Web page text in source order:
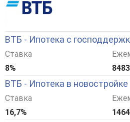
ВТБ - Ипотека с
Ставка
8%
ВТБ - Ипотека в новостройке
Ставка
16,7%